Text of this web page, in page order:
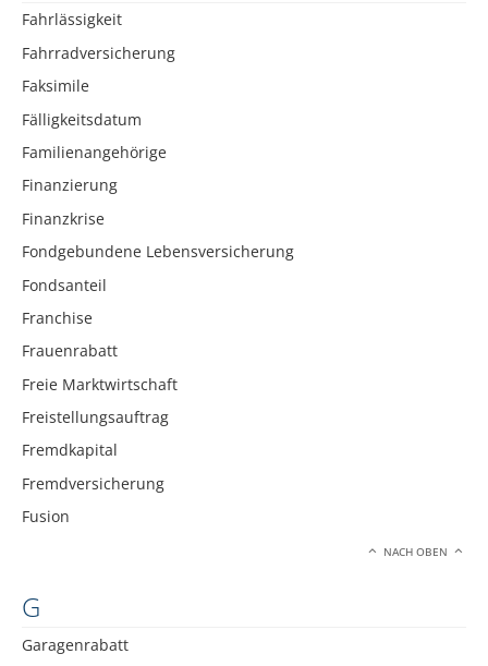
Fahrlässigkeit
Fahrradversicherung
Faksimile
Fälligkeitsdatum
Familienangehörige
Finanzierung
Finanzkrise
Fondgebundene Lebensversicherung
Fondsanteil
Franchise
Frauenrabatt
Freie Marktwirtschaft
Freistellungsauftrag
Fremdkapital
Fremdversicherung
Fusion
NACH OBEN
G
Garagenrabatt